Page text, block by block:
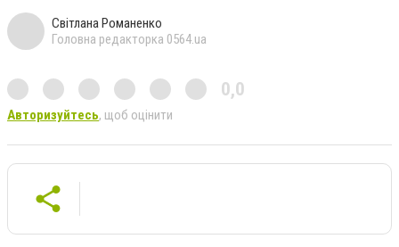
Світлана Романенко
Головна редакторка 0564.ua
0,0
Авторизуйтесь, щоб оцінити